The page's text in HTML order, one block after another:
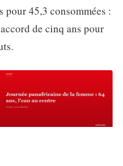
45,3 consommées :
de cinq ans pour